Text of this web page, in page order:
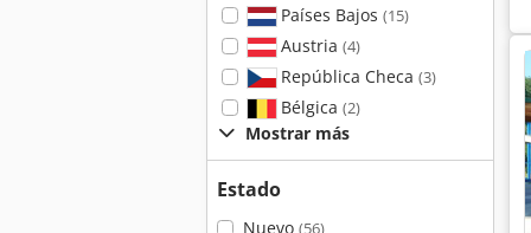
Países Bajos (15)
Austria (4)
República Checa (3)
Bélgica (2)
Mostrar más
Estado
Nuevo (56)